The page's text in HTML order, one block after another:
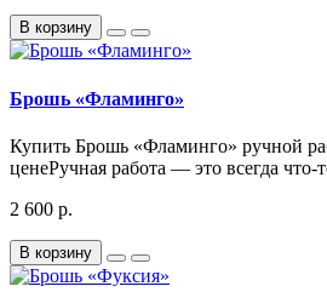
В корзину
Брошь «Фламинго»
Купить Брошь «Фламинго» ручной
ценеРучная работа — это всегда что-
2 600 р.
В корзину